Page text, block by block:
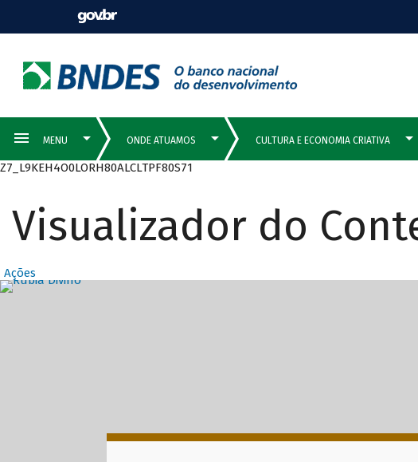
Z7_L9KEH4O0LORH80ALCLTPF80S71
Visualizador do
Ações
Destaques